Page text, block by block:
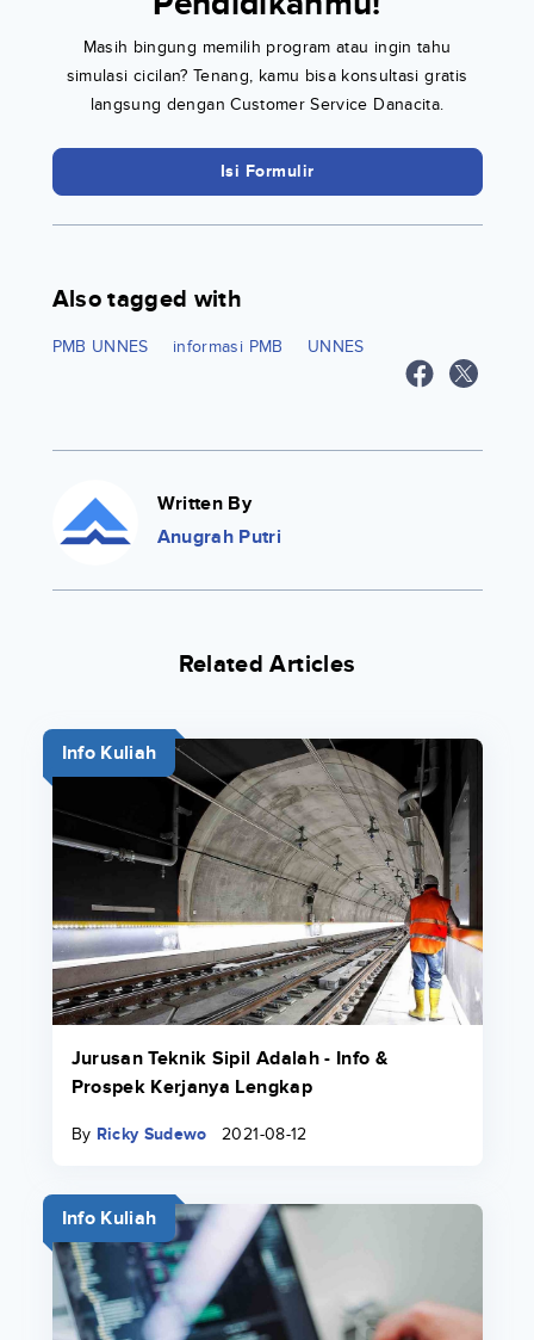
Masih bingung memilih program atau ingin tahu
simulasi cicilan? Tenang, kamu bisa konsultasi gratis
langsung dengan Customer Service Danacita.
Isi Formulir
Also tagged with
PMB UNNES informasi PMB UNNES
Written By
Anugrah Putri
Related Articles
Info Kuliah
Jurusan Teknik Sipil Adalah - Info &
Prospek Kerjanya Lengkap
By Ricky Sudewo 2021-08-12
Info Kuliah